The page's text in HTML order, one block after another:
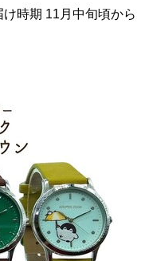
時期 11月中旬頃から